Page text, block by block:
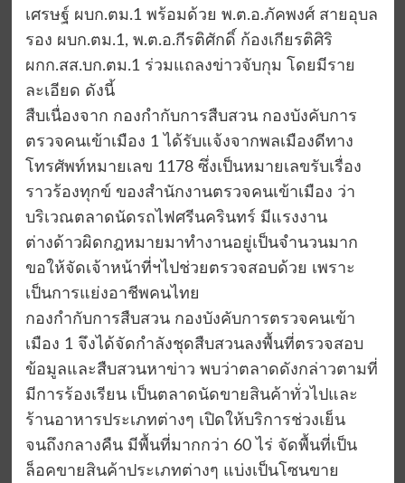
เศรษฐ์ ผบก.ตม.1 พร้อมด้วย พ.ต.อ.ภัคพงศ์ สายอุบล
รอง ผบก.ตม.1, พ.ต.อ.กีรติศักดิ์ ก้องเกียรติศิริ
ผกก.สส.บก.ตม.1 ร่วมแถลงข่าวจับกุม โดยมีราย
ละเอียด ดังนี้
สืบเนื่องจาก กองกำกับการสืบสวน กองบังคับการ
ตรวจคนเข้าเมือง 1 ได้รับแจ้งจากพลเมืองดีทาง
โทรศัพท์หมายเลข 1178 ซึ่งเป็นหมายเลขรับเรื่อง
ราวร้องทุกข์ ของสำนักงานตรวจคนเข้าเมือง ว่า
บริเวณตลาดนัดรถไฟศรีนครินทร์ มีแรงงาน
ต่างด้าวผิดกฎหมายมาทำงานอยู่เป็นจำนวนมาก
ขอให้จัดเจ้าหน้าที่ฯไปช่วยตรวจสอบด้วย เพราะ
เป็นการแย่งอาชีพคนไทย
กองกำกับการสืบสวน กองบังคับการตรวจคนเข้า
เมือง 1 จึงได้จัดกำลังชุดสืบสวนลงพื้นที่ตรวจสอบ
ข้อมูลและสืบสวนหาข่าว พบว่าตลาดดังกล่าวตามที่
มีการร้องเรียน เป็นตลาดนัดขายสินค้าทั่วไปและ
ร้านอาหารประเภทต่างๆ เปิดให้บริการช่วงเย็น
จนถึงกลางคืน มีพื้นที่มากกว่า 60 ไร่ จัดพื้นที่เป็น
ล็อคขายสินค้าประเภทต่างๆ แบ่งเป็นโซนขาย